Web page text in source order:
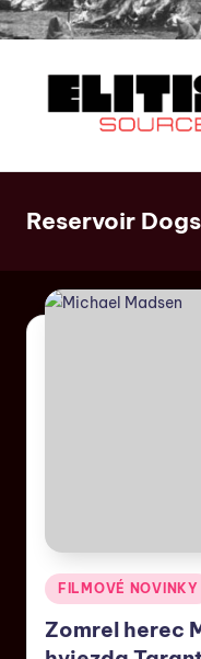
Reservoir Dogs
FILMOVÉ NOVINKY
Zomrel herec